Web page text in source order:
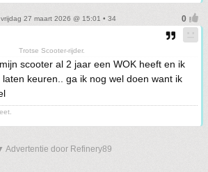
vrijdag 27 maart 2026 @ 15:01 • 34
Trotse Scooter-rijder.
scooter al 2 jaar een WOK heeft en ik
keuren.. ga ik nog wel doen want ik
Advertentie door Refinery89